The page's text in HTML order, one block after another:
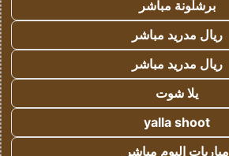
برشلونة مباشر
ريال مدريد مباشر
ريال مدريد مباشر
يلا شوت
yalla shoot
مباريات اليوم مباشر